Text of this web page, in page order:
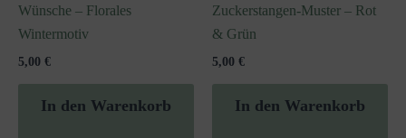
Wünsche – Florales
Wintermotiv
5,00 €
In den Warenkorb
Zuckerstangen-Muster – Rot
& Grün
5,00 €
In den Warenkorb